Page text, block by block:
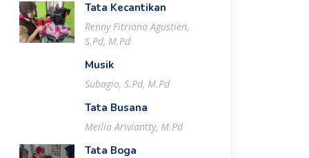
Tata Kecantikan
Renny Fitriana Agustien,
S.Pd, M.Pd
Musik
Subagio, S.Pd, M.Pd
Tata Busana
Meilia Ariviantty, M.Pd
Tata Boga